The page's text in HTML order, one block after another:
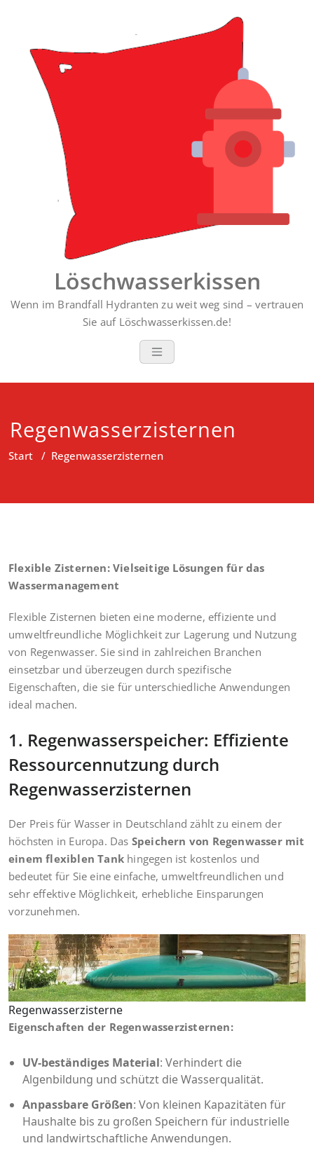
Löschwasserkissen
Wenn im Brandfall Hydranten zu weit weg sind – vertrauen
Sie auf Löschwasserkissen.de!
Regenwasserzisternen
Start / Regenwasserzisternen
Flexible Zisternen: Vielseitige Lösungen für das
Wassermanagement
Flexible Zisternen bieten eine moderne, effiziente und
umweltfreundliche Möglichkeit zur Lagerung und Nutzung
von Regenwasser. Sie sind in zahlreichen Branchen
einsetzbar und überzeugen durch spezifische
Eigenschaften, die sie für unterschiedliche Anwendungen
ideal machen.
1. Regenwasserspeicher: Effiziente
Ressourcennutzung durch
Regenwasserzisternen
Der Preis für Wasser in Deutschland zählt zu einem der
höchsten in Europa. Das Speichern von Regenwasser mit
einem flexiblen Tank hingegen ist kostenlos und
bedeutet für Sie eine einfache, umweltfreundlichen und
sehr effektive Möglichkeit, erhebliche Einsparungen
vorzunehmen.
Regenwasserzisterne
Eigenschaften der Regenwasserzisternen:
UV-beständiges Material: Verhindert die
Algenbildung und schützt die Wasserqualität.
Anpassbare Größen: Von kleinen Kapazitäten für
Haushalte bis zu großen Speichern für industrielle
und landwirtschaftliche Anwendungen.